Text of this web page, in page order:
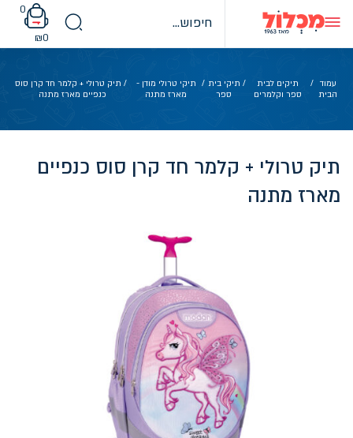
content
0
₪0
עמוד
הבית
/
תיקים לבית
ספר וקלמרים
/ תיקי בית
ספר
/ תיקי טרולי מודן -
מארז מתנה
/ תיק טרולי + קלמר חד קרן סוס
כנפיים מארז מתנה
תיק טרולי + קלמר חד קרן סוס כנפיים
מארז מתנה